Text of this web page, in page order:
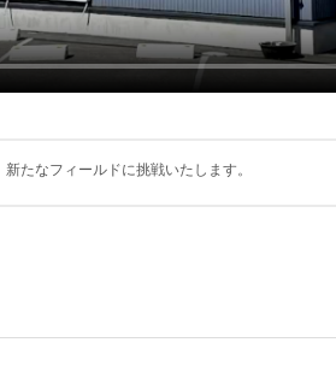
たなフィールドに挑戦いたします。